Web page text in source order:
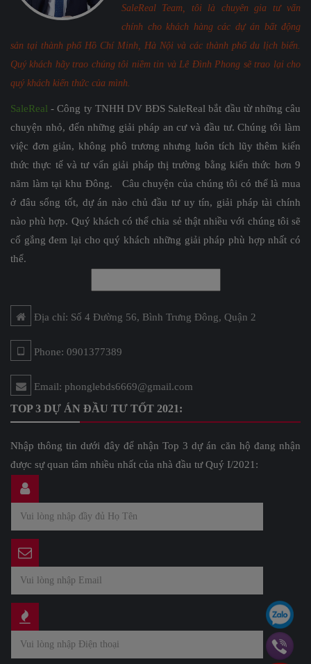
SaleReal Team, tôi là chuyên gia tư vấn
chính cho khách hàng các dự án bất động
sản tại thành phố Hồ Chí Minh, Hà Nội và các thành phố du lịch biển.
Quý khách hãy trao chúng tôi niềm tin và Lê Đình Phong sẽ trao lại cho
quý khách kiến thức của mình.
SaleReal - Công ty TNHH DV BĐS SaleReal bắt đầu từ những câu
chuyện nhỏ, đến những giải pháp an cư và đầu tư. Chúng tôi làm
việc đơn giản, không phô trương nhưng luôn tích lũy thêm kiến
thức thực tế và tư vấn giải pháp thị trường bằng kiến thức hơn 9
năm làm tại khu Đông. Câu chuyện của chúng tôi có thể là mua
ở đâu sống tốt, dự án nào chủ đầu tư uy tín, giải pháp tài chính
nào phù hợp. Quý khách có thể chia sẻ thật nhiều với chúng tôi sẽ
cố gắng đem lại cho quý khách những giải pháp phù hợp nhất có
thể.
Địa chỉ: Số 4 Đường 56, Bình Trưng Đông, Quận 2
Phone: 0901377389
Email: phonglebds6669@gmail.com
TOP 3 DỰ ÁN ĐẦU TƯ TỐT 2021:
Nhập thông tin dưới đây để nhận Top 3 dự án căn hộ đang nhận
được sự quan tâm nhiều nhất của nhà đầu tư Quý I/2021: